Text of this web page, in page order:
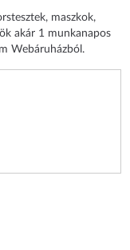
maszkok,
akár 1 munkanapos
Webáruházból.